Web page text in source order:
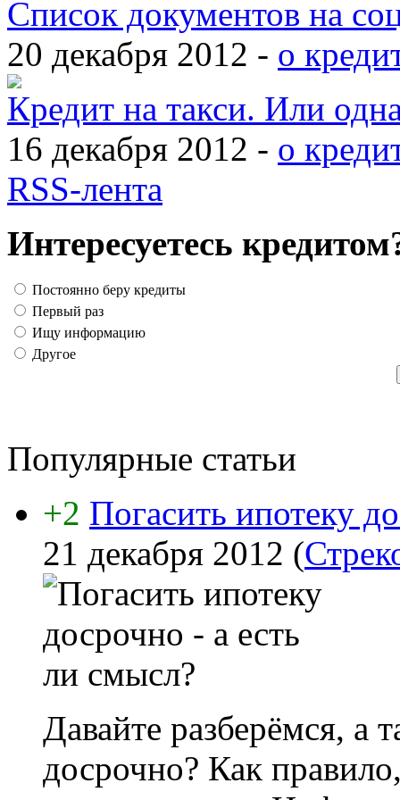
Список документов на
20 декабря 2012 - о
Кредит на такси. Или
16 декабря 2012 - о
RSS-лента
Интересуетесь
Постоянно беру кредиты
Первый раз
Ищу информацию
Другое
Популярные статьи
+2 Погасить ипотеку
21 декабря 2012 (
Давайте разберёмся, а
досрочно? Как